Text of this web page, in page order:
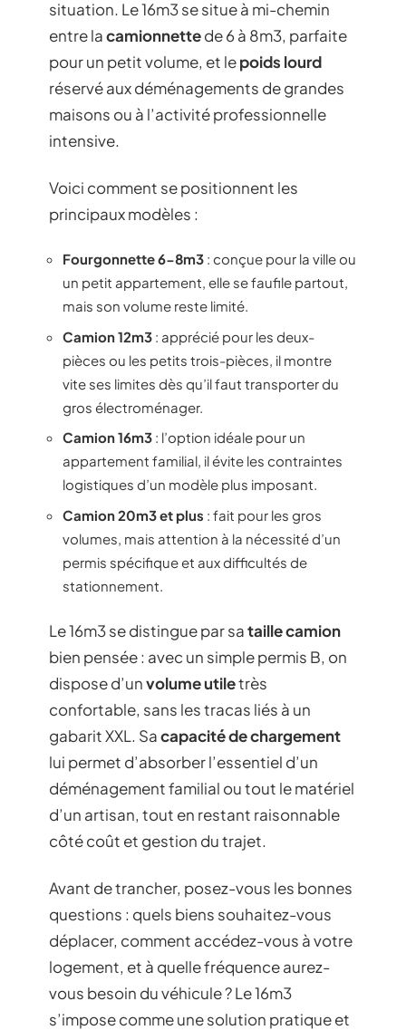
situation. Le 16m3 se situe à mi-chemin
entre lacamionnettede 6 à 8m3, parfaite
pour un petit volume, et lepoids lourd
réservé aux déménagements de grandes
maisons ou à l’activité professionnelle
intensive.
Voici comment se positionnent les
principaux modèles :
Fourgonnette 6-8m3 : conçue pour la ville ou
un petit appartement, elle se faufile partout,
mais son volume reste limité.
Camion 12m3 : apprécié pour les deux-
pièces ou les petits trois-pièces, il montre
vite ses limites dès qu’il faut transporter du
gros électroménager.
Camion 16m3 : l’option idéale pour un
appartement familial, il évite les contraintes
logistiques d’un modèle plus imposant.
Camion 20m3 et plus : fait pour les gros
volumes, mais attention à la nécessité d’un
permis spécifique et aux difficultés de
stationnement.
Le 16m3 se distingue par sataille camion
bien pensée : avec un simple permis B, on
dispose d’unvolume utiletrès
confortable, sans les tracas liés à un
gabarit XXL. Sacapacité de chargement
lui permet d’absorber l’essentiel d’un
déménagement familial ou tout le matériel
d’un artisan, tout en restant raisonnable
côté coût et gestion du trajet.
Avant de trancher, posez-vous les bonnes
questions : quels biens souhaitez-vous
déplacer, comment accédez-vous à votre
logement, et à quelle fréquence aurez-
vous besoin du véhicule ? Le 16m3
s’impose comme une solution pratique et